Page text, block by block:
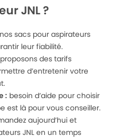
JNL ?
sacs pour aspirateurs
leur fiabilité.
des tarifs
d’entretenir votre
: besoin d’aide pour choisir
est là pour vous conseiller.
aujourd’hui et
JNL en un temps